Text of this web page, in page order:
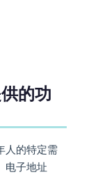
的功
人的特定需
电子地址